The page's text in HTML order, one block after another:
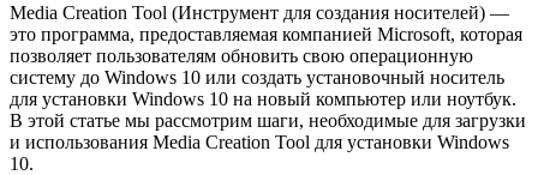
Media Creation Tool (Инструмент для создания носителей) —
это программа, предоставляемая компанией Microsoft, которая
позволяет пользователям обновить свою операционную
систему до Windows 10 или создать установочный носитель
для установки Windows 10 на новый компьютер или ноутбук.
В этой статье мы рассмотрим шаги, необходимые для загрузки
и использования Media Creation Tool для установки Windows
10.